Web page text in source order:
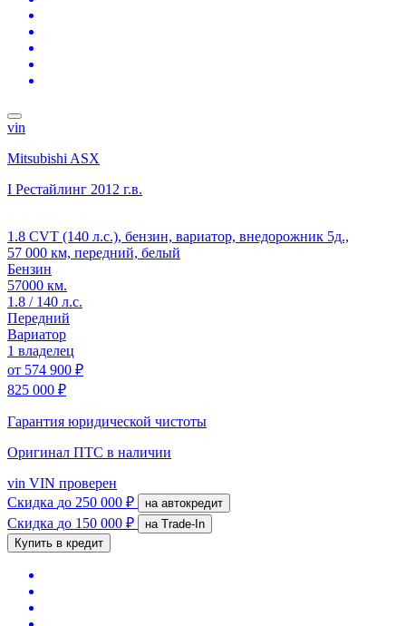
vin
Mitsubishi ASX
I Рестайлинг 2012 г.в.
1.8 CVT (140 л.с.), бензин, вариатор, внедорожник 5д.,
57 000 км, передний, белый
Бензин
57000 км.
1.8 / 140 л.с.
Передний
Вариатор
1 владелец
от 574 900 ₽
825 000 ₽
Гарантия юридической чистоты
Оригинал ПТС в наличии
vin VIN проверен
Скидка до 250 000 ₽ на автокредит
Скидка до 150 000 ₽
на Trade-In
Купить в кредит